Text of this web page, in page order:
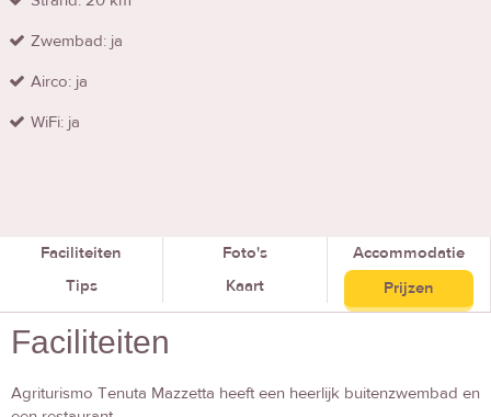
Zwembad: ja
Airco: ja
WiFi: ja
Faciliteiten Foto's
Accommodatie
Tips
Kaart Prijzen
Faciliteiten
Agriturismo Tenuta Mazzetta heeft een heerlijk buitenzwembad en